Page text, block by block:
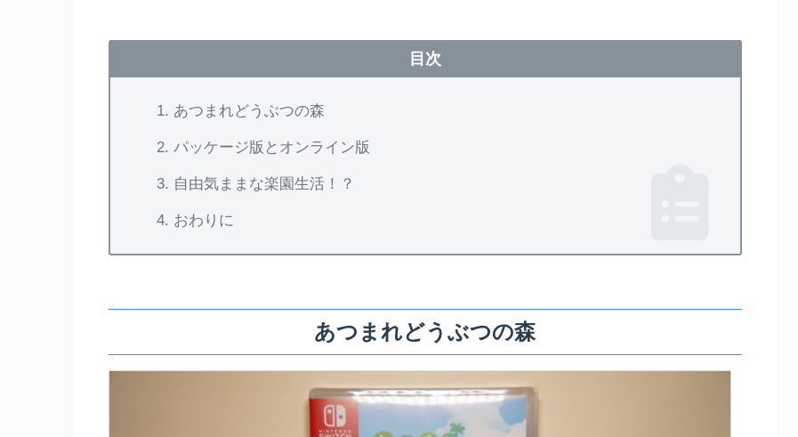
目次
あつまれどうぶつの森
パッケージ版とオンライン版
自由気ままな楽園生活！？
おわりに
あつまれどうぶつの森